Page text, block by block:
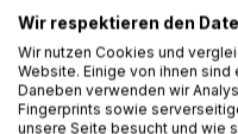
halbwüchsiger
»Ruth« von 1895, mit der
gelang, gilt ihr Interesse
Übergangs von der
Thema, das in der Zeit
Wir respektieren den
Wir nutzen Cookies und
Website. Einige von ihnen
Daneben verwenden wir
Fingerprints sowie
unsere Seite besucht und wie